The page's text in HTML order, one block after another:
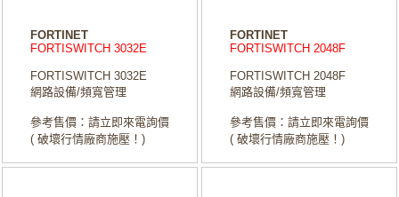
FORTINET
FORTISWITCH 3032E
FORTISWITCH 3032E
網路設備/頻寬管理
參考售價：請立即來電詢價
( 破壞行情廠商施壓！)
FORTINET
FORTISWITCH 2048F
FORTISWITCH 2048F
網路設備/頻寬管理
參考售價：請立即來電詢價
( 破壞行情廠商施壓！)